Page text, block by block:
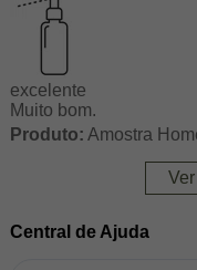
excelente
Muito bom.
Produto: Amostra
Central de Ajuda